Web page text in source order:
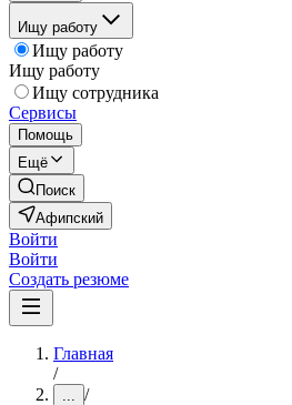
Ищу работу
Ищу работу
Ищу работу
Ищу сотрудника
Сервисы
Помощь
Ещё
Поиск
Афипский
Войти
Войти
Создать резюме
Главная
/
... /